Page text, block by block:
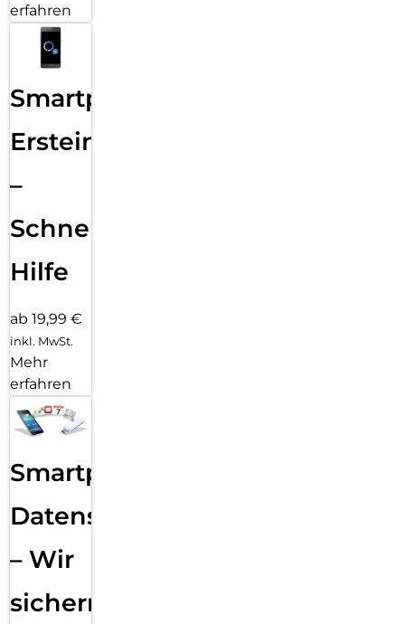
erfahren
Smartphone
Ersteinrichtung
–
Schnelle
Hilfe
ab 19,99 €
inkl. MwSt.
Mehr
erfahren
Smartphone
Datensicherung
– Wir
sichern